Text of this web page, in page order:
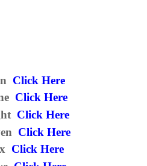
Click Here
Click Here
Click Here
Click Here
Click Here